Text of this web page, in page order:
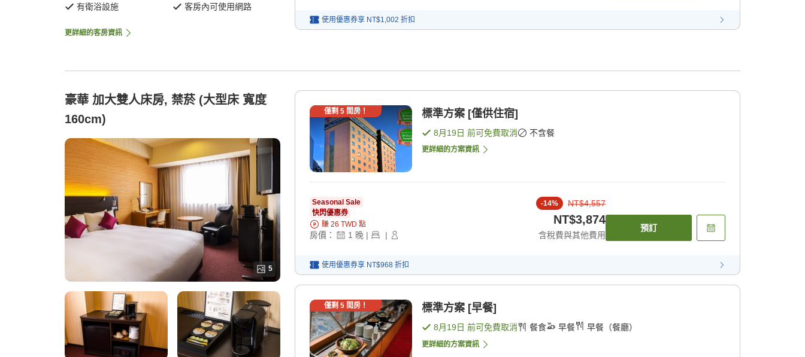
有衛浴設施 客房內可使用網路
更詳細的客房資訊
使用優惠券享 NT$1,002 折扣
豪華 加大雙人床房, 禁菸 (大型床 寬度
160cm)
5
僅剩 5間房！ 標準方案 [僅供住宿]
8月19日 前可免費取消 不含餐
更詳細的方案資訊
Seasonal Sale
快閃優惠券
賺 26 TWD 點
房價： 1 晚 | |
-14% NT$4,557
NT$3,874
含稅費與其他費用
預訂
使用優惠券享 NT$968 折扣
僅剩 5間房！ 標準方案 [早餐]
8月19日 前可免費取消 餐食 早餐 早餐（餐廳）
更詳細的方案資訊